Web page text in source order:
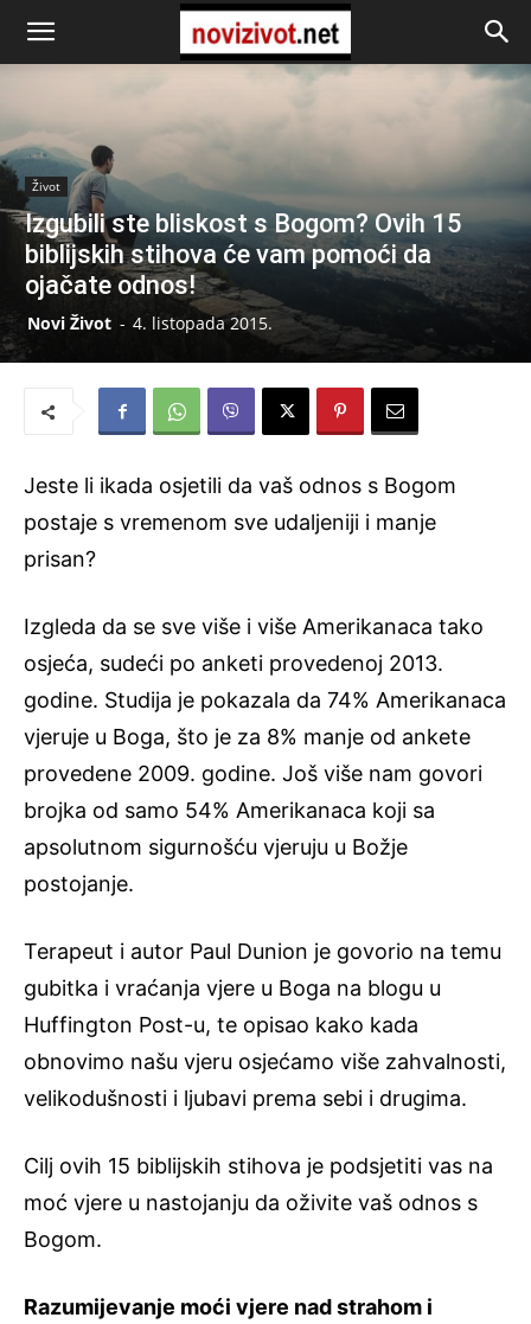
Život
Izgubili ste bliskost s Bogom? Ovih 15
biblijskih stihova će vam pomoći da
ojačate odnos!
Novi Život - 4. listopada 2015.
Jeste li ikada osjetili da vaš odnos s Bogom
postaje s vremenom sve udaljeniji i manje
prisan?
Izgleda da se sve više i više Amerikanaca tako
osjeća, sudeći po anketi provedenoj 2013.
godine. Studija je pokazala da 74% Amerikanaca
vjeruje u Boga, što je za 8% manje od ankete
provedene 2009. godine. Još više nam govori
brojka od samo 54% Amerikanaca koji sa
apsolutnom sigurnošću vjeruju u Božje
postojanje.
Terapeut i autor Paul Dunion je govorio na temu
gubitka i vraćanja vjere u Boga na blogu u
Huffington Post-u, te opisao kako kada
obnovimo našu vjeru osjećamo više zahvalnosti,
velikodušnosti i ljubavi prema sebi i drugima.
Cilj ovih 15 biblijskih stihova je podsjetiti vas na
moć vjere u nastojanju da oživite vaš odnos s
Bogom.
Razumijevanje moći vjere nad strahom i